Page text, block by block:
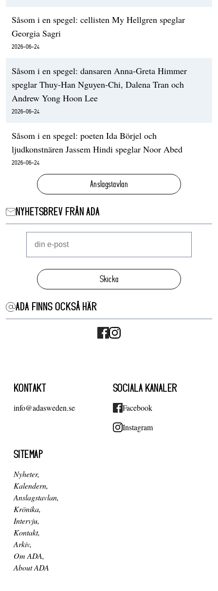
Såsom i en spegel: cellisten My Hellgren speglar
Georgia Sagri
2026-06-24
Såsom i en spegel: dansaren Anna-Greta Himmer
speglar Thuy-Han Nguyen-Chi, Dalena Tran och
Andrew Yong Hoon Lee
2026-06-24
Såsom i en spegel: poeten Ida Börjel och
ljudkonstnären Jassem Hindi speglar Noor Abed
2026-06-24
Anslagstavlan
NYHETSBREV FRÅN ADA
Skicka
ADA FINNS OCKSÅ HÄR
KONTAKT
info@adasweden.se
SOCIALA KANALER
Facebook
Instagram
SITEMAP
Nyheter
Kalendern
Anslagstavlan
Krönika
Intervju
Kontakt
Arkiv
Om ADA
About ADA